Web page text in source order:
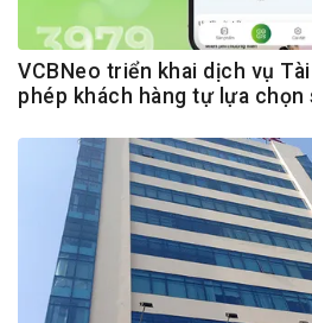
VCBNeo triển khai dịch vụ
phép khách hàng tự lựa chọn